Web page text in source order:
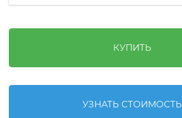
КУПИТЬ
УЗНАТЬ СТОИМОСТЬ